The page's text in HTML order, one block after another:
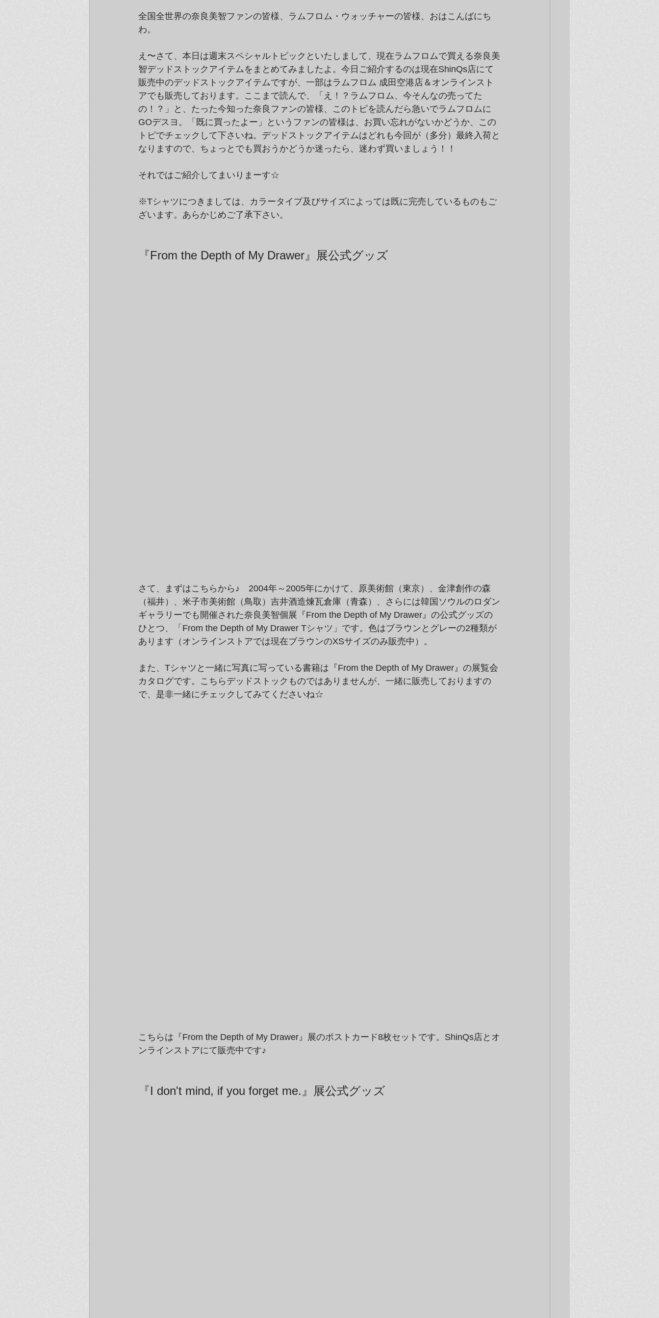
全国全世界の奈良美智ファンの皆様、ラムフロム・ウォッチャーの皆様、おはこんばにち
わ。
え〜さて、本日は週末スペシャルトピックといたしまして、現在ラムフロムで買える奈良美
智デッドストックアイテムをまとめてみましたよ。今日ご紹介するのは現在ShinQs店にて
販売中のデッドストックアイテムですが、一部はラムフロム 成田空港店＆オンラインスト
アでも販売しております。ここまで読んで、「え！？ラムフロム、今そんなの売ってた
の！？」と、たった今知った奈良ファンの皆様、このトピを読んだら急いでラムフロムに
GOデスヨ。「既に買ったよー」というファンの皆様は、お買い忘れがないかどうか、この
トピでチェックして下さいね。デッドストックアイテムはどれも今回が（多分）最終入荷と
なりますので、ちょっとでも買おうかどうか迷ったら、迷わず買いましょう！！
それではご紹介してまいりまーす☆
※Tシャツにつきましては、カラータイプ及びサイズによっては既に完売しているものもご
ざいます。あらかじめご了承下さい。
『From the Depth of My Drawer』展公式グッズ
さて、まずはこちらから♪　2004年～2005年にかけて、原美術館（東京）、金津創作の森
（福井）、米子市美術館（鳥取）吉井酒造煉瓦倉庫（青森）、さらには韓国ソウルのロダン
ギャラリーでも開催された奈良美智個展『From the Depth of My Drawer』の公式グッズの
ひとつ、「From the Depth of My Drawer Tシャツ」です。色はブラウンとグレーの2種類が
あります（オンラインストアでは現在ブラウンのXSサイズのみ販売中）。
また、Tシャツと一緒に写真に写っている書籍は『From the Depth of My Drawer』の展覧会
カタログです。こちらデッドストックものではありませんが、一緒に販売しておりますの
で、是非一緒にチェックしてみてくださいね☆
こちらは『From the Depth of My Drawer』展のポストカード8枚セットです。ShinQs店とオ
ンラインストアにて販売中です♪
『I don't mind, if you forget me.』展公式グッズ